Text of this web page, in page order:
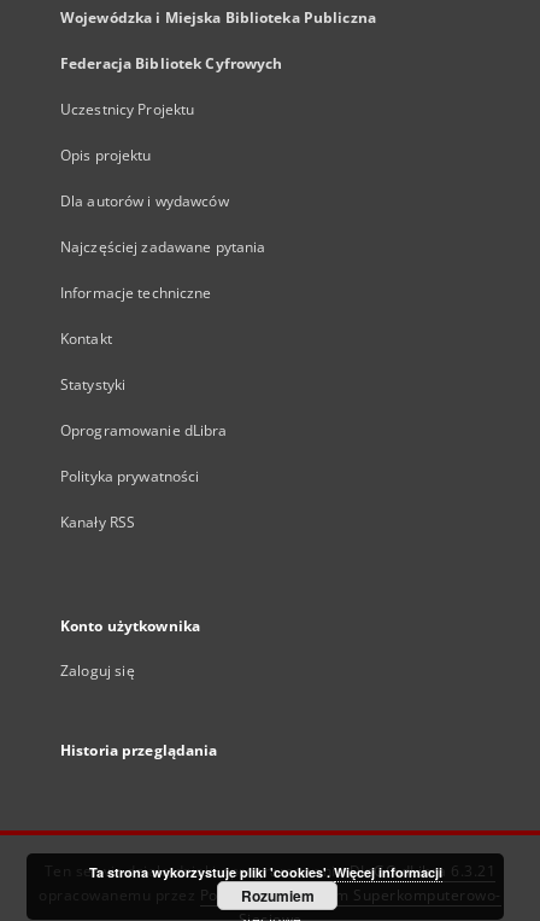
Wojewódzka i Miejska Biblioteka Publiczna
Federacja Bibliotek Cyfrowych
Uczestnicy Projektu
Opis projektu
Dla autorów i wydawców
Najczęściej zadawane pytania
Informacje techniczne
Kontakt
Statystyki
Oprogramowanie dLibra
Polityka prywatności
Kanały RSS
Konto użytkownika
Zaloguj się
Historia przeglądania
Ten serwis działa dzięki oprogramowaniuDInGO dLibra 6.3.21
Poznańskie Centrum Superkomputerowo-
Ta strona wykorzystuje pliki 'cookies'. Więcej informacji
Rozumiem